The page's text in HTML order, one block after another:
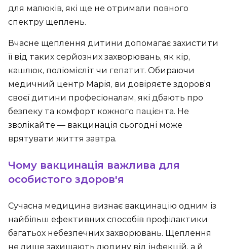
для малюків, які ще не отримали повного
спектру щеплень.
Вчасне щеплення дитини допомагає захистити
її від таких серйозних захворювань, як кір,
кашлюк, поліомієліт чи гепатит. Обираючи
медичний центр Марія, ви довіряєте здоров’я
своєї дитини професіоналам, які дбають про
безпеку та комфорт кожного пацієнта. Не
зволікайте — вакцинація сьогодні може
врятувати життя завтра.
Чому вакцинація важлива для
особистого здоров'я
Сучасна медицина визнає вакцинацію одним із
найбільш ефективних способів профілактики
багатьох небезпечних захворювань. Щеплення
не лише захищають людину від інфекцій, а й